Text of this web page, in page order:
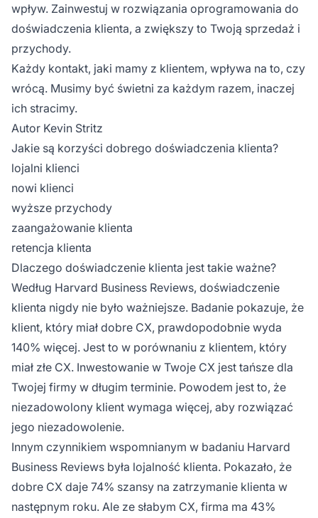
wpływ. Zainwestuj w rozwiązania oprogramowania do
doświadczenia klienta, a zwiększy to Twoją sprzedaż i
przychody.
Każdy kontakt, jaki mamy z klientem, wpływa na to, czy
wrócą. Musimy być świetni za każdym razem, inaczej
ich stracimy.
Autor Kevin Stritz
Jakie są korzyści dobrego doświadczenia klienta?
lojalni klienci
nowi klienci
wyższe przychody
zaangażowanie klienta
retencja klienta
Dlaczego doświadczenie klienta jest takie ważne?
Według Harvard Business Reviews, doświadczenie
klienta nigdy nie było ważniejsze. Badanie pokazuje, że
klient, który miał dobre CX, prawdopodobnie wyda
140% więcej. Jest to w porównaniu z klientem, który
miał złe CX. Inwestowanie w Twoje CX jest tańsze dla
Twojej firmy w długim terminie. Powodem jest to, że
niezadowolony klient wymaga więcej, aby rozwiązać
jego niezadowolenie.
Innym czynnikiem wspomnianym w badaniu Harvard
Business Reviews była lojalność klienta. Pokazało, że
dobre CX daje 74% szansy na zatrzymanie klienta w
następnym roku. Ale ze słabym CX, firma ma 43%